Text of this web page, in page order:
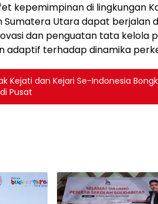
kepemimpinan di lingkungan
Sumatera Utara dapat berjalan
dan penguatan tata kelola
adaptif terhadap dinamika
Kejati dan Kejari Se-Indonesia
Pusat